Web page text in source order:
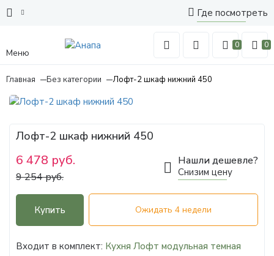
Где посмотреть
Меню
0 0
Главная Без категории Лофт-2 шкаф нижний 450
Лофт-2 шкаф нижний 450
6 478 руб.
9 254 руб.
Нашли дешевле?
Снизим цену
Купить Ожидать 4 недели
Входит в комплект: Кухня Лофт модульная темная